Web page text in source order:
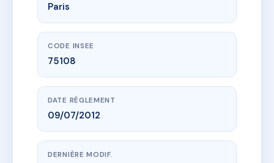
Paris
CODE INSEE
75108
DATE RÈGLEMENT
09/07/2012
DERNIÈRE MODIF.